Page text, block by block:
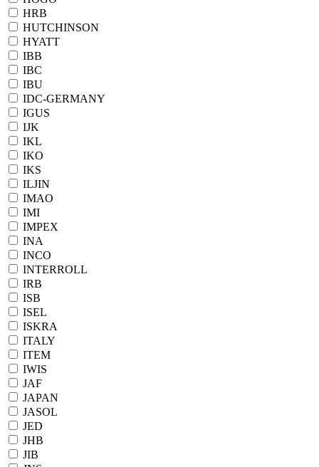
HRB
HUTCHINSON
HYATT
IBB
IBC
IBU
IDC-GERMANY
IGUS
IJK
IKL
IKO
IKS
ILJIN
IMAO
IMI
IMPEX
INA
INCO
INTERROLL
IRB
ISB
ISEL
ISKRA
ITALY
ITEM
IWIS
JAF
JAPAN
JASOL
JED
JHB
JIB